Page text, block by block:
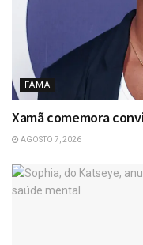
FAMA
Xamã comemora
AGOSTO 7, 2026